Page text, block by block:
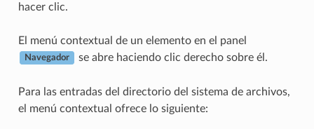
hacer clic.
El menú contextual de un elemento en el panel
Navegador se abre haciendo clic derecho sobre él.
Para las entradas del directorio del sistema de archivos,
el menú contextual ofrece lo siguiente: